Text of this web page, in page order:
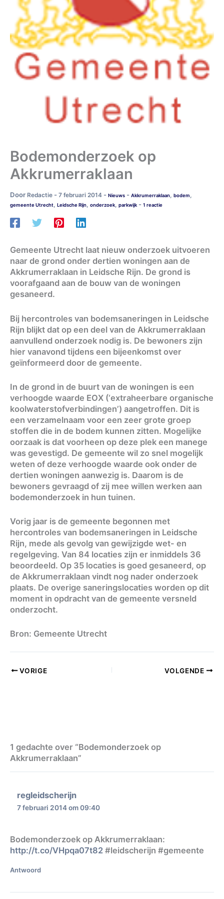
Bodemonderzoek op
Akkrumerraklaan
Door Redactie - 7 februari 2014 - Nieuws - Akkrumerraklaan, bodem,
gemeente Utrecht, Leidsche Rijn, onderzoek, parkwijk - 1 reactie
Gemeente Utrecht laat nieuw onderzoek uitvoeren
naar de grond onder dertien woningen aan de
Akkrumerraklaan in Leidsche Rijn. De grond is
voorafgaand aan de bouw van de woningen
gesaneerd.
Bij hercontroles van bodemsaneringen in Leidsche
Rijn blijkt dat op een deel van de Akkrumerraklaan
aanvullend onderzoek nodig is. De bewoners zijn
hier vanavond tijdens een bijeenkomst over
geïnformeerd door de gemeente.
In de grond in de buurt van de woningen is een
verhoogde waarde EOX (‘extraheerbare organische
koolwaterstofverbindingen’) aangetroffen. Dit is
een verzamelnaam voor een zeer grote groep
stoffen die in de bodem kunnen zitten. Mogelijke
oorzaak is dat voorheen op deze plek een manege
was gevestigd. De gemeente wil zo snel mogelijk
weten of deze verhoogde waarde ook onder de
dertien woningen aanwezig is. Daarom is de
bewoners gevraagd of zij mee willen werken aan
bodemonderzoek in hun tuinen.
Vorig jaar is de gemeente begonnen met
hercontroles van bodemsaneringen in Leidsche
Rijn, mede als gevolg van gewijzigde wet- en
regelgeving. Van 84 locaties zijn er inmiddels 36
beoordeeld. Op 35 locaties is goed gesaneerd, op
de Akkrumerraklaan vindt nog nader onderzoek
plaats. De overige saneringslocaties worden op dit
moment in opdracht van de gemeente versneld
onderzocht.
Bron: Gemeente Utrecht
VORIGE VOLGENDE
1 gedachte over “Bodemonderzoek op
Akkrumerraklaan”
regleidscherijn
7 februari 2014 om 09:40
Bodemonderzoek op Akkrumerraklaan:
http://t.co/VHpqa07t82 #leidscherijn #gemeente
Antwoord